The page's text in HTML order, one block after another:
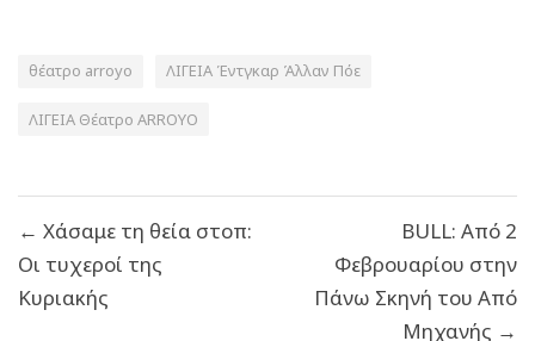
θέατρο arroyo ΛΙΓΕΙΑ Έντγκαρ Άλλαν Πόε
ΛΙΓΕΙΑ Θέατρο ARROYO
άρθρων
← Χάσαμε τη θεία στοπ:
Οι τυχεροί της
Κυριακής
BULL: Από 2
Φεβρουαρίου στην
Πάνω Σκηνή του Από
Μηχανής →